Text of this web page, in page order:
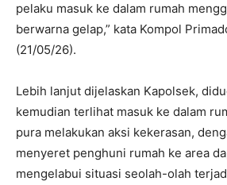
pelaku masuk ke dalam rumah
berwarna gelap,” kata Kompol
(21/05/26).
Lebih lanjut dijelaskan Kapolsek,
kemudian terlihat masuk ke dalam
pura melakukan aksi kekerasan,
menyeret penghuni rumah ke area
mengelabui situasi seolah-olah